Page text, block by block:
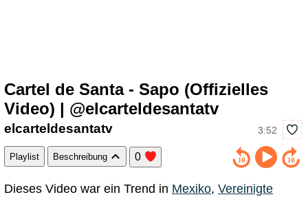
Cartel de Santa - Sapo (Offizielles
Video) | @elcarteldesantatv
3:52
elcarteldesantatv
Playlist Beschreibung 0
Dieses Video war ein Trend in Mexiko, Vereinigte